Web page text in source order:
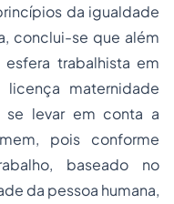
da igualdade
conclui-se que além
trabalhista em
maternidade
se levar em conta a
pois conforme
baseado no
da pessoa humana,